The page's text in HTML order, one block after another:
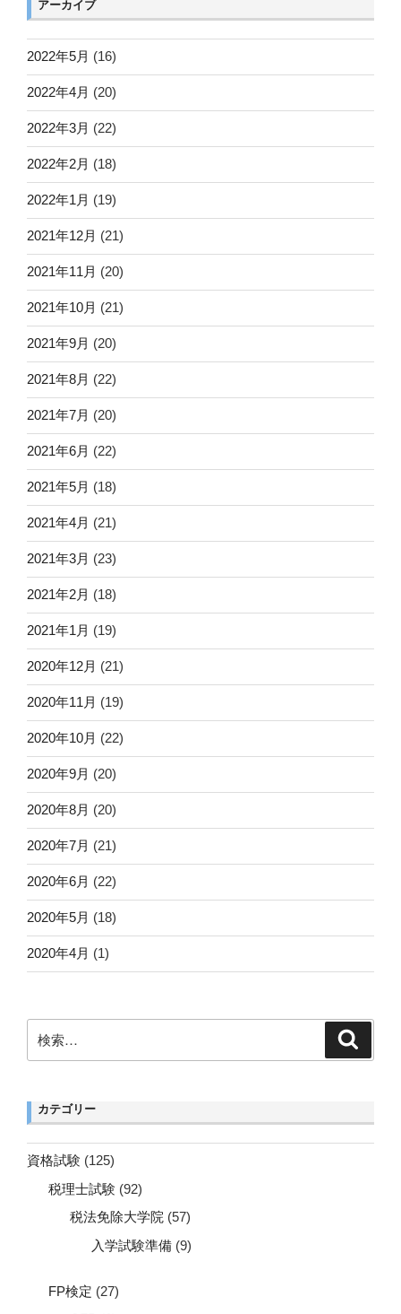
アーカイブ
2022年5月 (16)
2022年4月 (20)
2022年3月 (22)
2022年2月 (18)
2022年1月 (19)
2021年12月 (21)
2021年11月 (20)
2021年10月 (21)
2021年9月 (20)
2021年8月 (22)
2021年7月 (20)
2021年6月 (22)
2021年5月 (18)
2021年4月 (21)
2021年3月 (23)
2021年2月 (18)
2021年1月 (19)
2020年12月 (21)
2020年11月 (19)
2020年10月 (22)
2020年9月 (20)
2020年8月 (20)
2020年7月 (21)
2020年6月 (22)
2020年5月 (18)
2020年4月 (1)
索:
カテゴリー
資格試験 (125)
税理士試験 (92)
税法免除大学院 (57)
入学試験準備 (9)
FP検定 (27)